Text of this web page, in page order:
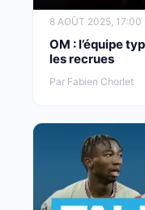
8 AOÛT 2025, 17:00
OM : l’équipe
les recrues
Par Fabien Chorlet